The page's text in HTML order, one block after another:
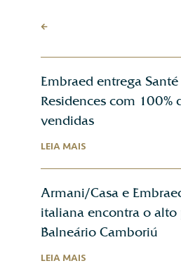
Embraed entrega
Residences com 100%
vendidas
LEIA MAIS
Armani/Casa e
italiana encontra o alto
Balneário Camboriú
LEIA MAIS